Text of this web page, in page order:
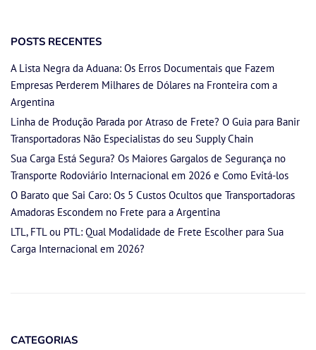
POSTS RECENTES
A Lista Negra da Aduana: Os Erros Documentais que Fazem
Empresas Perderem Milhares de Dólares na Fronteira com a
Argentina
Linha de Produção Parada por Atraso de Frete? O Guia para Banir
Transportadoras Não Especialistas do seu Supply Chain
Sua Carga Está Segura? Os Maiores Gargalos de Segurança no
Transporte Rodoviário Internacional em 2026 e Como Evitá-los
O Barato que Sai Caro: Os 5 Custos Ocultos que Transportadoras
Amadoras Escondem no Frete para a Argentina
LTL, FTL ou PTL: Qual Modalidade de Frete Escolher para Sua
Carga Internacional em 2026?
CATEGORIAS